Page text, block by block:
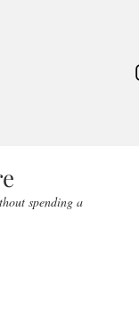
spending a